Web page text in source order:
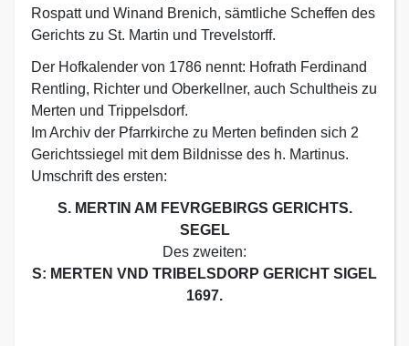
Rospatt und Winand Brenich, sämtliche Scheffen des
Gerichts zu St. Martin und Trevelstorff.
Der Hofkalender von 1786 nennt: Hofrath Ferdinand
Rentling, Richter und Oberkellner, auch Schultheis zu
Merten und Trippelsdorf.
Im Archiv der Pfarrkirche zu Merten befinden sich 2
Gerichtssiegel mit dem Bildnisse des h. Martinus.
Umschrift des ersten:
S. MERTIN AM FEVRGEBIRGS GERICHTS.
SEGEL
Des zweiten:
S: MERTEN VND TRIBELSDORP GERICHT SIGEL
1697.